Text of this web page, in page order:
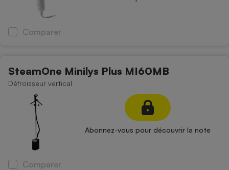
Comparer
SteamOne Minilys Plus MI60MB
Défroisseur vertical
Abonnez-vous pour découvrir la note
Comparer